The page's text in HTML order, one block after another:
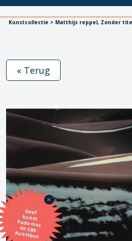
Kunstcollectie > Matthijs reppel, Zonder
Geef
kunst
kado met
de SBK
Kunstbon
« Terug